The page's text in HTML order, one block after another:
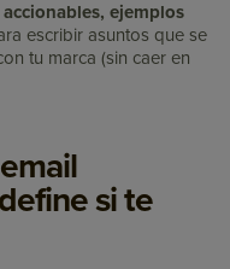
ejemplos
escribir asuntos que se
tu marca (sin caer en
si te